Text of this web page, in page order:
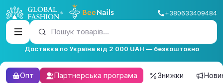
+380633409484
Пошук товарів...
Доставка по Україна від 2 000 UAH — безкоштовно
Опт Партнерська програма Знижки